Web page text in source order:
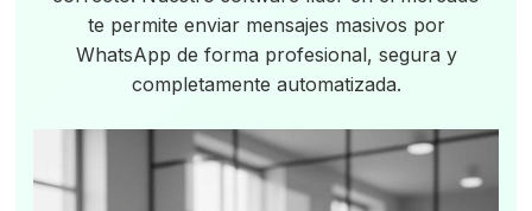
te permite enviar mensajes masivos por
WhatsApp de forma profesional, segura y
completamente automatizada.